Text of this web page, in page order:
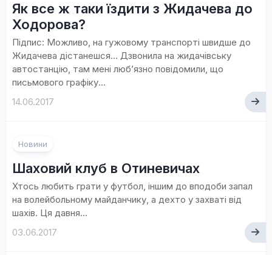
Як все ж таки їздити з Жидачева до
Ходорова?
Підпис: Можливо, на гужовому транспорті швидше до
Жидачева дістанешся… Дзвонила на жидачівську
автостанцію, там мені люб’язно повідомили, що
письмового графіку...
14.06.2017
Новини
Шаховий клуб в Отиневичах
Хтось любить грати у футбол, іншим до вподоби запал
на волейбольному майданчику, а дехто у захваті від
шахів. Ця давня...
03.06.2017